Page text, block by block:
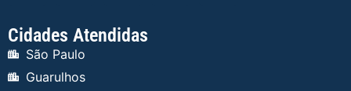
Cidades Atendidas
São Paulo
Guarulhos